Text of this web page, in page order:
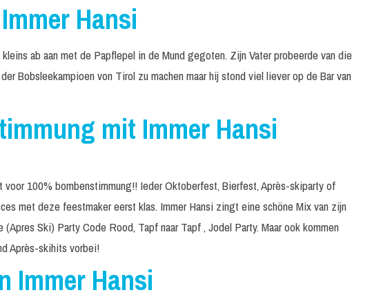
Hansi
kleins ab aan met de Papflepel in de Mund gegoten. Zijn Vater probeerde van die
Bobsleekampioen von Tirol zu machen maar hij stond viel liever op de Bar van
mit Immer Hansi
voor 100% bombenstimmung!! Ieder Oktoberfest, Bierfest, Après-skiparty of
met deze feestmaker eerst klas. Immer Hansi zingt eine schöne Mix van zijn
Ski) Party Code Rood, Tapf naar Tapf , Jodel Party. Maar ook kommen
Après-skihits vorbei!
Immer Hansi